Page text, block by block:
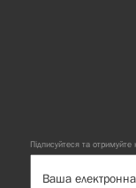
Підписуйтеся та